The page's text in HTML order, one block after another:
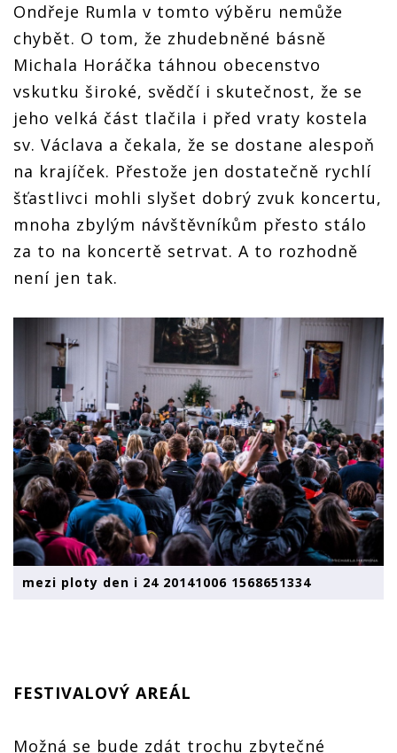
Ondřeje Rumla v tomto výběru nemůže
chybět. O tom, že zhudebněné básně
Michala Horáčka táhnou obecenstvo
vskutku široké, svědčí i skutečnost, že se
jeho velká část tlačila i před vraty kostela
sv. Václava a čekala, že se dostane alespoň
na krajíček. Přestože jen dostatečně rychlí
šťastlivci mohli slyšet dobrý zvuk koncertu,
mnoha zbylým návštěvníkům přesto stálo
za to na koncertě setrvat. A to rozhodně
není jen tak.
mezi ploty den i 24 20141006 1568651334
FESTIVALOVÝ AREÁL
Možná se bude zdát trochu zbytečné